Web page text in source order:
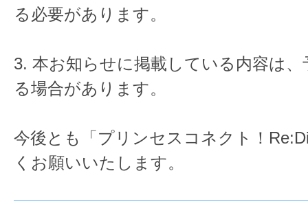
る必要があります。
3. 本お知らせに掲載している内容は
る場合があります。
今後とも「プリンセスコネクト！
くお願いいたします。